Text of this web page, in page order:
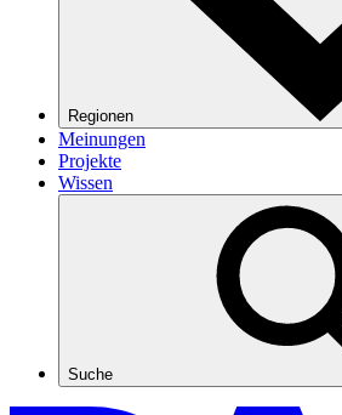
Regionen
Meinungen
Projekte
Wissen
Suche